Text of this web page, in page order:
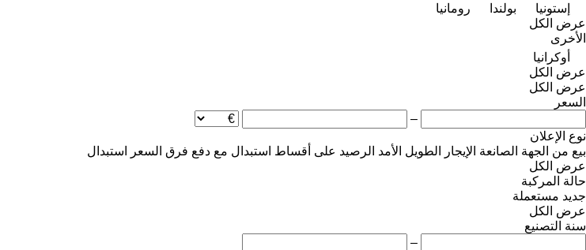
إستونيا
بولندا
رومانيا
عرض الكل
الأخرى
أوكرانيا
عرض الكل
عرض الكل
السعر
–
نوع الإعلان
بيع من الجهة الصانعة الإيجار الطويل الأمد الرصيد على أقساط استبدال مع دفع فرق السعر
استبدال
عرض الكل
حالة المركبة
جديد مستعملة
عرض الكل
سنة التصنيع
–